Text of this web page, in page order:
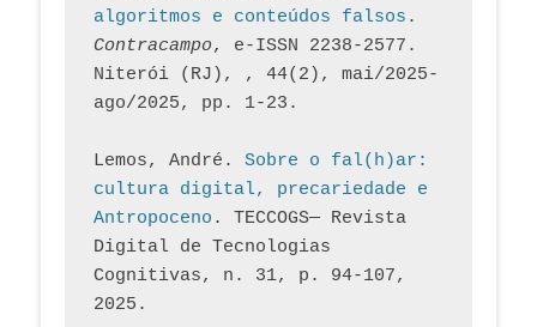
algoritmos e conteúdos falsos
Contracampo, e-ISSN 2238-2577.
Niterói (RJ), , 44(2), mai/2025-
ago/2025, pp. 1-23.
Lemos, André. Sobre o fal(h)ar:
cultura digital, precariedade e
Antropoceno . TECCOGS— Revista
Digital de Tecnologias
Cognitivas, n. 31, p. 94-107,
2025.